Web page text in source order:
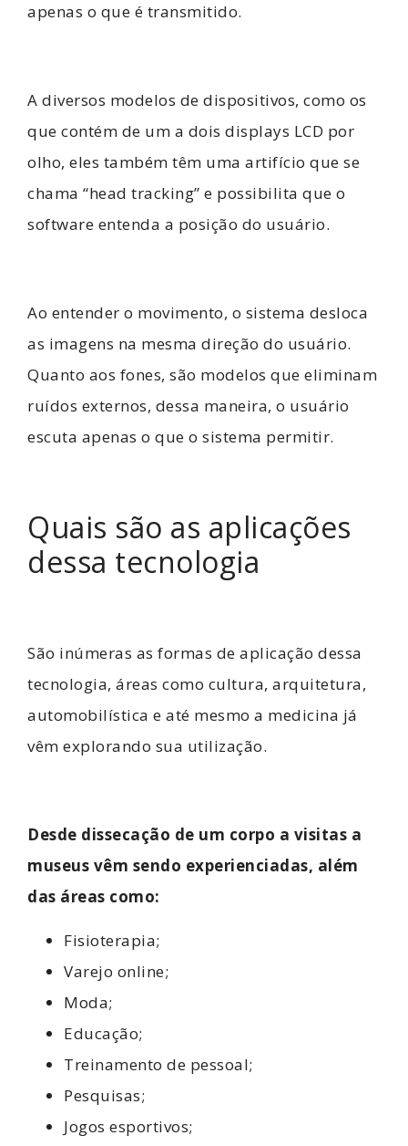
apenas o que é transmitido.
A diversos modelos de dispositivos, como os
que contém de um a dois displays LCD por
olho, eles também têm uma artifício que se
chama “head tracking” e possibilita que o
software entenda a posição do usuário.
Ao entender o movimento, o sistema desloca
as imagens na mesma direção do usuário.
Quanto aos fones, são modelos que eliminam
ruídos externos, dessa maneira, o usuário
escuta apenas o que o sistema permitir.
Quais são as aplicações
dessa tecnologia
São inúmeras as formas de aplicação dessa
tecnologia, áreas como cultura, arquitetura,
automobilística e até mesmo a medicina já
vêm explorando sua utilização.
Desde dissecação de um corpo a visitas a
museus vêm sendo experienciadas, além
das áreas como:
Fisioterapia;
Varejo online;
Moda;
Educação;
Treinamento de pessoal;
Pesquisas;
Jogos esportivos;